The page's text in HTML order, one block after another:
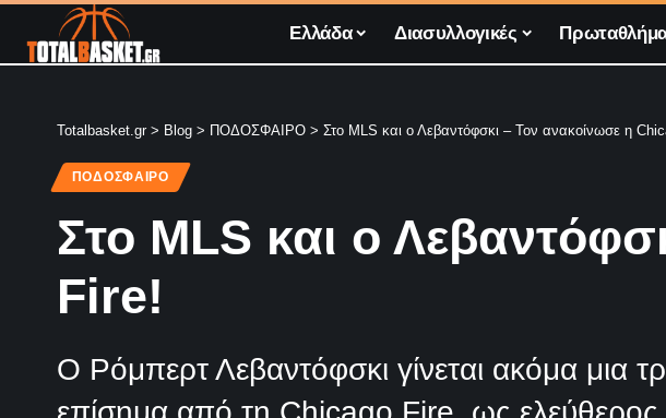
Ελλάδα Διασυλλογικές
Totalbasket.gr > Blog > ΠΟΔΟΣΦΑΙΡΟ > Στο MLS και ο Λεβαντόφσκι – Τον ανακοίνωσε η
ΠΟΔΟΣΦΑΙΡΟ
Στο MLS και ο
Fire!
Ο Ρόμπερτ Λεβαντόφσκι γίνεται ακόμα μια